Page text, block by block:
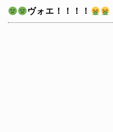
ヴォエ！！！！